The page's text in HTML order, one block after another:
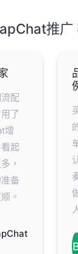
推广
配
了
增
起
，
备
。